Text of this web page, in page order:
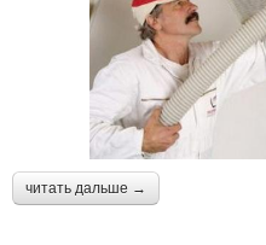
читать дальше →